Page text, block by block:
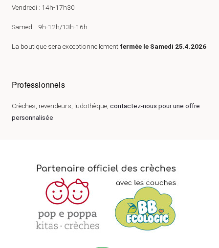
Vendredi : 14h-17h30
Samedi : 9h-12h/13h-16h
La boutique sera exceptionnellement fermée le Samedi 25.4.2026
Professionnels
Crèches, revendeurs, ludothèque, contactez-nous pour une offre
personnalisée